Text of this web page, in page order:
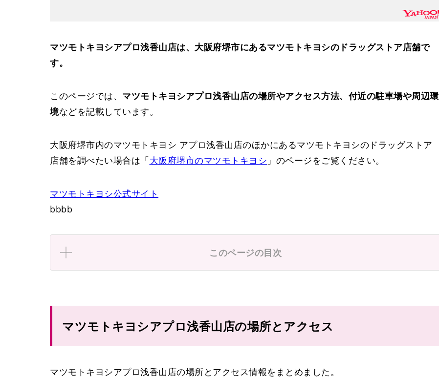
マツモトキヨシアプロ浅香山店は、大阪府堺市にあるマツモトキヨシのドラッグストア店舗で
す。
このページでは、 マツモトキヨシアプロ浅香山店の場所やアクセス方法、付近の駐車場や周辺環
境などを記載しています。
大阪府堺市内のマツモトキヨシ アプロ浅香山店のほかにあるマツモトキヨシのドラッグストア
店舗を調べたい場合は「大阪府堺市のマツモトキヨシ 」のページをご覧ください。
マツモトキヨシ公式サイト
bbbb
このページの目次
マツモトキヨシアプロ浅香山店の場所とアクセス
マツモトキヨシアプロ浅香山店の場所とアクセス情報をまとめました。
東浅香山町